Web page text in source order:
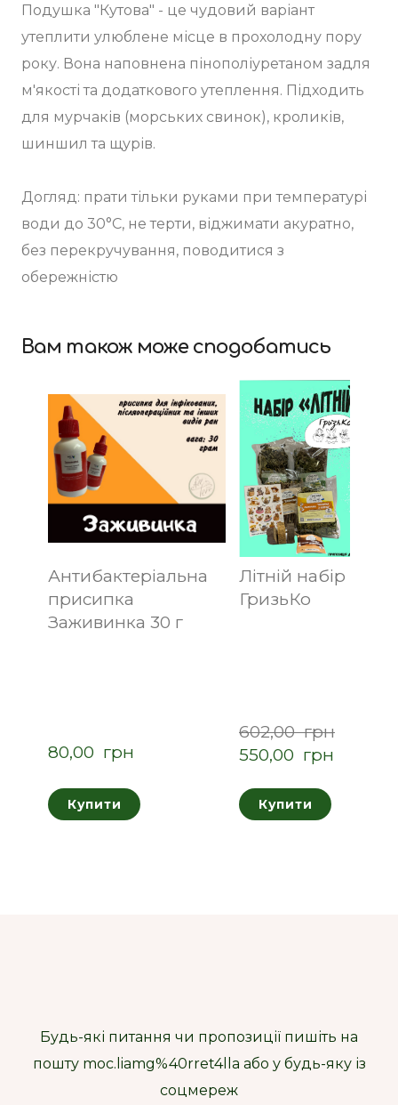
Подушка "Кутова" - це чудовий варіант
утеплити улюблене місце в прохолодну пору
року. Вона наповнена пінополіуретаном задля
м'якості та додаткового утеплення. Підходить
для мурчаків (морських свинок), кроликів,
шиншил та щурів.
Догляд: прати тільки руками при температурі
води до 30°C, не терти, віджимати акуратно,
без перекручування, поводитися з
обережністю
Вам також може сподобатись
Антибактеріальна
присипка
Заживинка 30 г
80,00  грн
Купити
Літній набір "М"
ГризьКо
602,00  грн
550,00  грн
Купити
Будь-які питання чи пропозиції пишіть на
пошту moc.liamg%40rret4lla або у будь-яку із
соцмереж